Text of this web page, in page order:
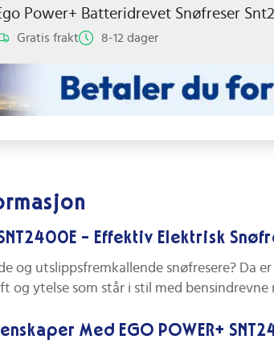
Power+ Batteridrevet Snøfreser
Gratis frakt 8-12 dager
SNT2400E - Effektiv Elektrisk
og utslippsfremkallende snøfresere? Da er
og ytelse som står i stil med
Med EGO POWER+